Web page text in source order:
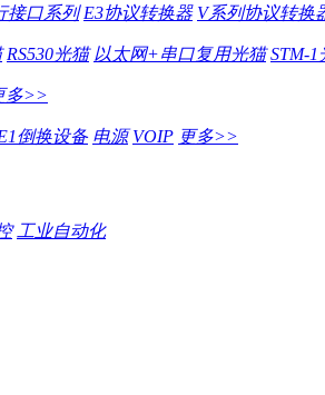
接口系列 E3协议转换器 V系列协议转换
RS530光猫 以太网+串口复用光猫 STM-
多>>
倒换设备 电源 VOIP 更多>>
工业自动化